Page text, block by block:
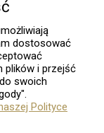
dostosować
plików i przejść
swoich
Polityce